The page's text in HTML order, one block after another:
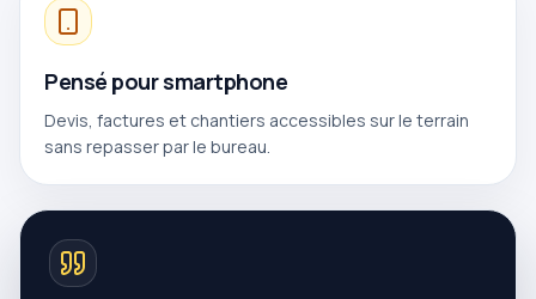
Pensé pour smartphone
Devis, factures et chantiers accessibles sur le terrain
sans repasser par le bureau.